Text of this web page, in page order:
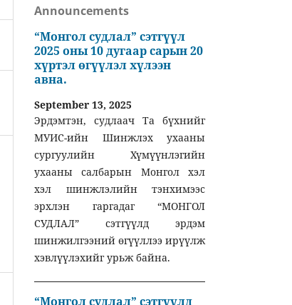
Announcements
“Монгол судлал” сэтгүүл
2025 оны 10 дугаар сарын 20
хүртэл өгүүлэл хүлээн
авна.
September 13, 2025
Эрдэмтэн, судлаач Та бүхнийг
МУИС-ийн Шинжлэх ухааны
сургуулийн Хүмүүнлэгийн
ухааны салбарын Монгол хэл
хэл шинжлэлийн тэнхимээс
эрхлэн гаргадаг “МОНГОЛ
СУДЛАЛ” сэтгүүлд эрдэм
шинжилгээний өгүүллээ ирүүлж
хэвлүүлэхийг урьж байна.
“Монгол судлал” сэтгүүлд